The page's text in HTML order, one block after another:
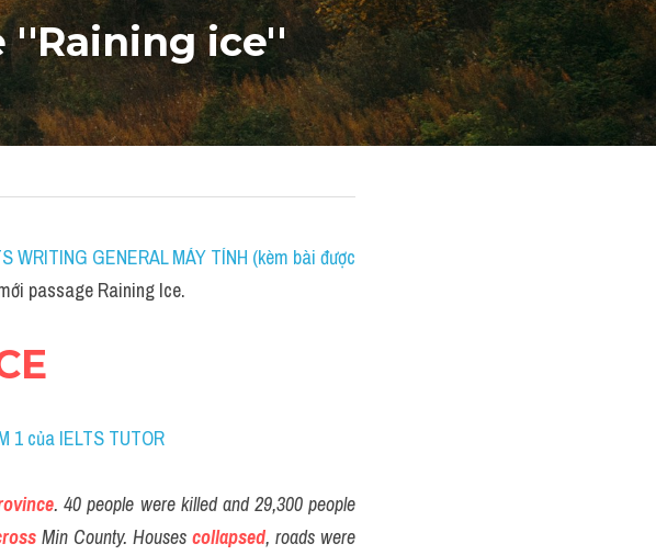
''Raining ice''
WRITING GENERAL MÁY TÍNH (kèm bài được
passage Raining Ice.
1 của IELTS TUTOR
Min County. Houses collapsed, roads were